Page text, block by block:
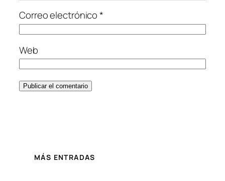
Correo electrónico*
Web
MÁS ENTRADAS